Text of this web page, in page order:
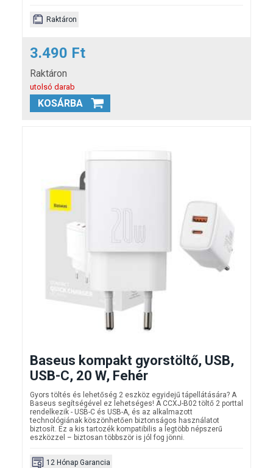
Raktáron
3.490 Ft
Raktáron
utolsó darab
KOSÁRBA
Baseus kompakt gyorstöltő, USB,
USB-C, 20 W, Fehér
Gyors töltés és lehetőség 2 eszköz egyidejű tápellátására? A
Baseus segítségével ez lehetséges! A CCXJ-B02 töltő 2 porttal
rendelkezik - USB-C és USB-A, és az alkalmazott
technológiának köszönhetően biztonságos használatot
biztosít. Ez a kis tartozék kompatibilis a legtöbb népszerű
eszközzel – biztosan többször is jól fog jönni.
12 Hónap Garancia